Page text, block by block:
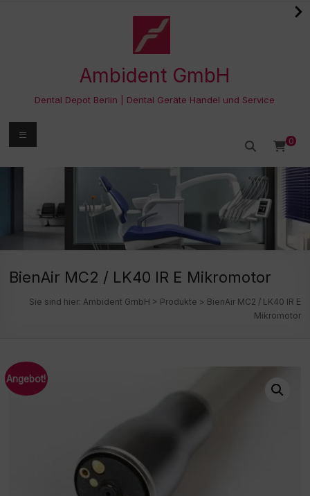
Ambident GmbH
Dental Depot Berlin | Dental Geräte Handel und Service
0
Menü
BienAir MC2 / LK40 IR E Mikromotor
Sie sind hier: Ambident GmbH > Produkte > BienAir MC2 / LK40 IR E
Mikromotor
Angebot!